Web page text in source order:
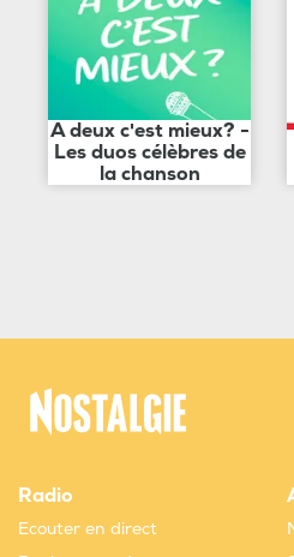
A deux c'est mieux? -
Les duos célèbres de
la chanson
Radio
Ecouter en direct